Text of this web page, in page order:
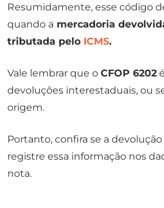
Resumidamente, esse código
quando a mercadoria
tributada pelo ICMS.
Vale lembrar que o CFOP 6202
devoluções interestaduais, ou
origem.
Portanto, confira se a
registre essa informação nos
nota.